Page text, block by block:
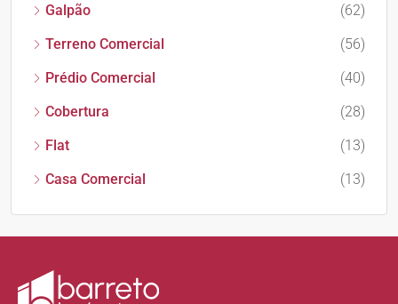
Galpão
(62)
Terreno Comercial
(56)
Prédio Comercial
(40)
Cobertura
(28)
Flat
(13)
Casa Comercial
(13)